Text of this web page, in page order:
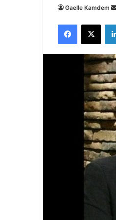
Gaelle Kamdem
Facebook
X